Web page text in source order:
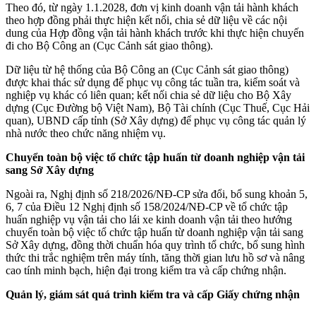
Theo đó, từ ngày 1.1.2028, đơn vị kinh doanh vận tải hành khách
theo hợp đồng phải thực hiện kết nối, chia sẻ dữ liệu về các nội
dung của Hợp đồng vận tải hành khách trước khi thực hiện chuyến
đi cho Bộ Công an (Cục Cảnh sát giao thông).
Dữ liệu từ hệ thống của Bộ Công an (Cục Cảnh sát giao thông)
được khai thác sử dụng để phục vụ công tác tuần tra, kiểm soát và
nghiệp vụ khác có liên quan; kết nối chia sẻ dữ liệu cho Bộ Xây
dựng (Cục Đường bộ Việt Nam), Bộ Tài chính (Cục Thuế, Cục Hải
quan), UBND cấp tỉnh (Sở Xây dựng) để phục vụ công tác quản lý
nhà nước theo chức năng nhiệm vụ.
Chuyển toàn bộ việc tổ chức tập huấn từ doanh nghiệp vận tải
sang Sở Xây dựng
Ngoài ra, Nghị định số 218/2026/NĐ-CP sửa đổi, bổ sung khoản 5,
6, 7 của Điều 12 Nghị định số 158/2024/NĐ-CP về tổ chức tập
huấn nghiệp vụ vận tải cho lái xe kinh doanh vận tải theo hướng
chuyển toàn bộ việc tổ chức tập huấn từ doanh nghiệp vận tải sang
Sở Xây dựng, đồng thời chuẩn hóa quy trình tổ chức, bổ sung hình
thức thi trắc nghiệm trên máy tính, tăng thời gian lưu hồ sơ và nâng
cao tính minh bạch, hiện đại trong kiểm tra và cấp chứng nhận.
Quản lý, giám sát quá trình kiểm tra và cấp Giấy chứng nhận